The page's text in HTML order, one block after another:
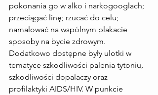
pokonania go w alko i narkogooglach;
przeciągać linę; rzucać do celu;
namalować na wspólnym plakacie
sposoby na bycie zdrowym.
Dodatkowo dostępne były ulotki w
tematyce szkodliwości palenia tytoniu,
szkodliwości dopalaczy oraz
profilaktyki AIDS/HIV. W punkcie